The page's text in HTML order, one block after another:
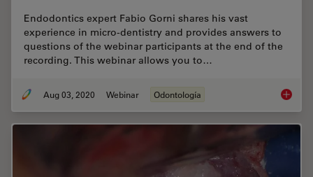
Endodontics expert Fabio Gorni shares his vast
experience in micro-dentistry and provides answers to
questions of the webinar participants at the end of the
recording. This webinar allows you to…
Aug 03, 2020 Webinar Odontología From